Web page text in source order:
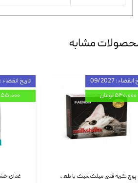
مشابه
تاریخ انقضاء : 06/2027
۵۵,۰۰۰ تومان
پوچ گربه فنبی میلک‌شیک با طعم مرغ Faenbei Cat Milk Shake Pouch بسته 12 عددی
: 09/2027
۵۴۰,۰۰۰ تومان